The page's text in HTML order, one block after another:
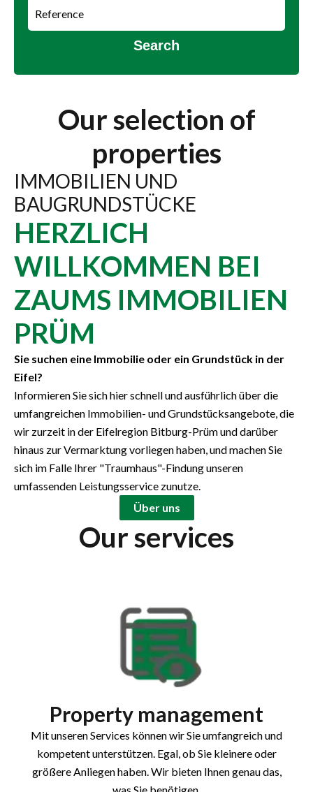
Search
Our selection of
properties
IMMOBILIEN UND
BAUGRUNDSTÜCKE
HERZLICH
WILLKOMMEN BEI
ZAUMS IMMOBILIEN
PRÜM
Sie suchen eine Immobilie oder ein Grundstück in der
Eifel?
Informieren Sie sich hier schnell und ausführlich über die
umfangreichen Immobilien- und Grundstücksangebote, die
wir zurzeit in der Eifelregion Bitburg-Prüm und darüber
hinaus zur Vermarktung vorliegen haben, und machen Sie
sich im Falle Ihrer "Traumhaus"-Findung unseren
umfassenden Leistungsservice zunutze.
Über uns
Our services
Property management
Mit unseren Services können wir Sie umfangreich und
kompetent unterstützen. Egal, ob Sie kleinere oder
größere Anliegen haben. Wir bieten Ihnen genau das,